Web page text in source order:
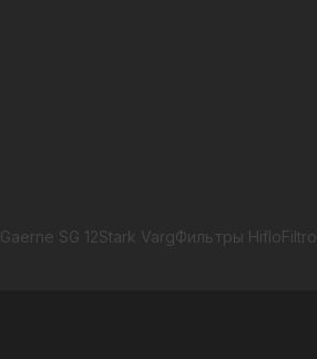
Gaerne SG 12Stark VargФильтры HifloFiltro